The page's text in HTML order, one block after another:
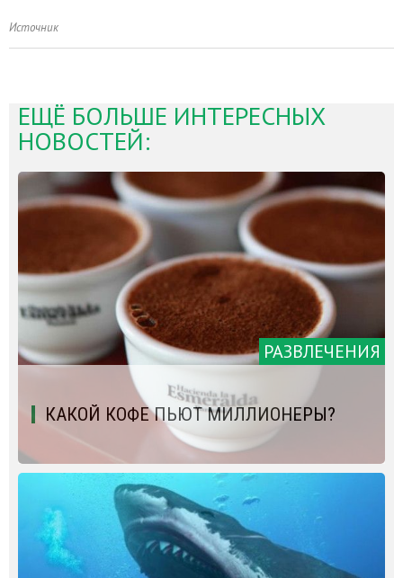
Источник
ЕЩЁ БОЛЬШЕ ИНТЕРЕСНЫХ
НОВОСТЕЙ:
РАЗВЛЕЧЕНИЯ
КАКОЙ КОФЕ ПЬЮТ МИЛЛИОНЕРЫ?